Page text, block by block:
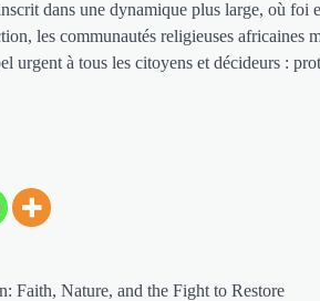
dans une dynamique plus large, où
les communautés religieuses africaines
urgent à tous les citoyens et décideurs :
Faith, Nature, and the Fight to Restore